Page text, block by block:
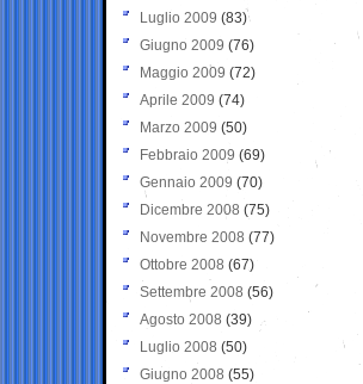
Luglio 2009 (83)
Giugno 2009 (76)
Maggio 2009 (72)
Aprile 2009 (74)
Marzo 2009 (50)
Febbraio 2009 (69)
Gennaio 2009 (70)
Dicembre 2008 (75)
Novembre 2008 (77)
Ottobre 2008 (67)
Settembre 2008 (56)
Agosto 2008 (39)
Luglio 2008 (50)
Giugno 2008 (55)